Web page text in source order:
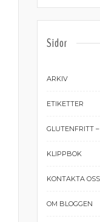
Sidor
ARKIV
ETIKETTER
GLUTENFRITT
KLIPPBOK
KONTAKTA OSS
OM BLOGGEN